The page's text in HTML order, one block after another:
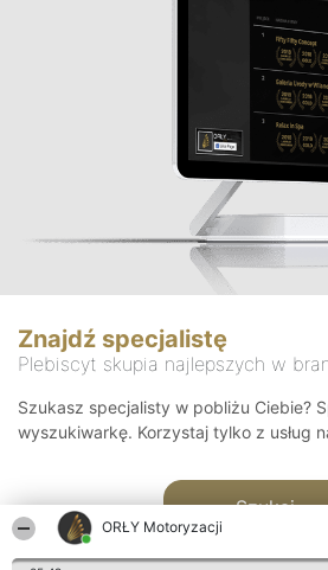
ORŁY Motoryzacji
Znajdź specjalistę
Plebiscyt skupia najlepszych w
Szukasz specjalisty w pobliżu Ciebie?
wyszukiwarkę. Korzystaj tylko z usług
Szukaj